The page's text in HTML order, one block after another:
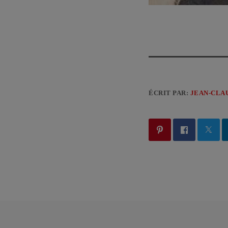
ÉCRIT PAR: JEAN-